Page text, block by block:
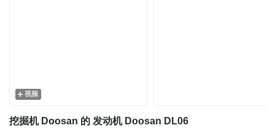
视频
挖掘机 Doosan 的 发动机 Doosan DL06